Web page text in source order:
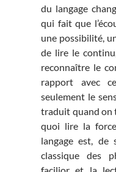
du langage
qui fait que
une possibilité,
de lire le
reconnaître le
rapport avec
seulement le
traduit quand on
quoi lire la
langage est, de
classique des